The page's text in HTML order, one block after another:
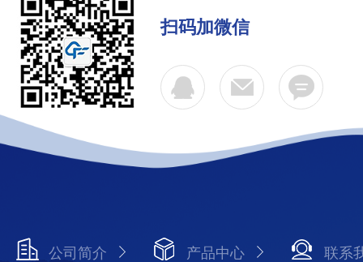
扫码加微信
公司简介 产品中心 联系